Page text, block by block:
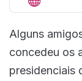
Alguns
concedeu os
presidenciais